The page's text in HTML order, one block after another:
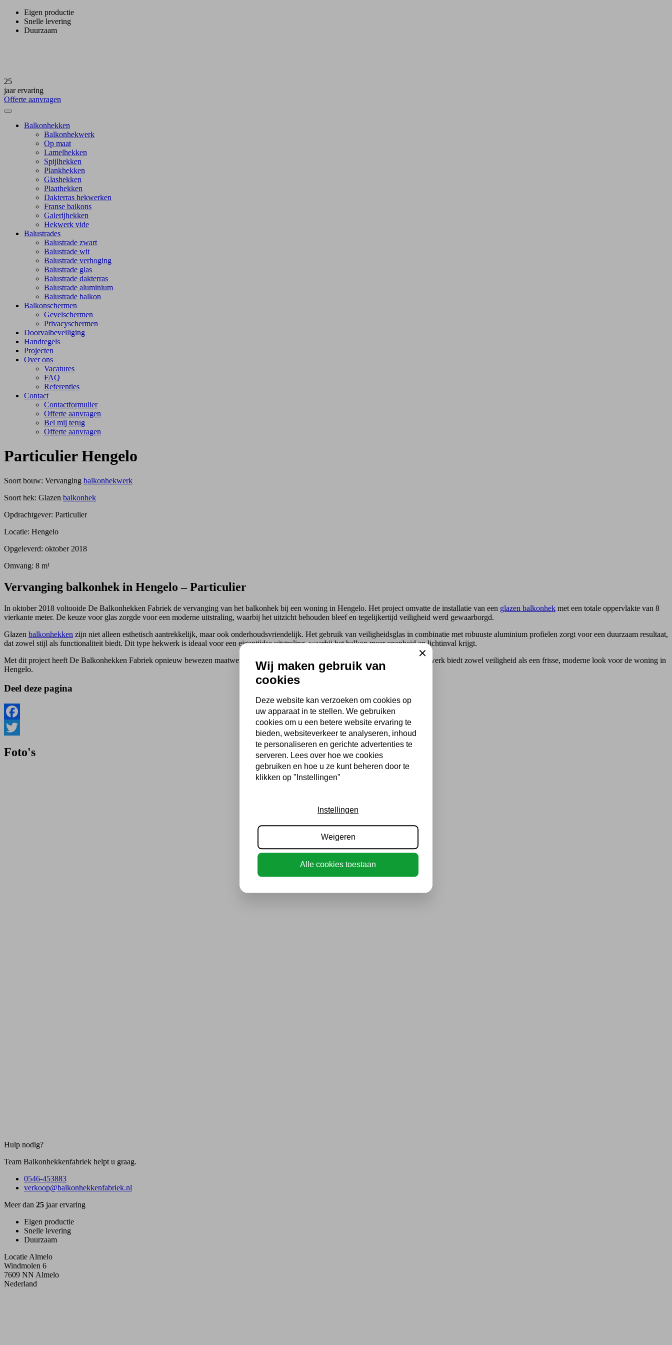
Eigen productie
Snelle levering
Duurzaam
25
jaar ervaring
Offerte aanvragen
Balkonhekken
Balkonhekwerk
Op maat
Lamelhekken
Spijlhekken
Plankhekken
Glashekken
Plaathekken
Dakterras hekwerken
Franse balkons
Galerijhekken
Hekwerk vide
Balustrades
Balustrade zwart
Balustrade wit
Balustrade verhoging
Balustrade glas
Balustrade dakterras
Balustrade aluminium
Balustrade balkon
Balkonschermen
Gevelschermen
Privacyschermen
Doorvalbeveiliging
Handregels
Projecten
Over ons
Vacatures
FAQ
Referenties
Contact
Contactformulier
Offerte aanvragen
Bel mij terug
Offerte aanvragen
Particulier Hengelo
Soort bouw: Vervanging balkonhekwerk
Soort hek: Glazen balkonhek
Opdrachtgever: Particulier
Locatie: Hengelo
Opgeleverd: oktober 2018
Omvang: 8 m¹
Vervanging balkonhek in Hengelo – Particulier
In oktober 2018 voltooide De Balkonhekken Fabriek de vervanging van het balkonhek bij een woning in Hengelo. Het project omvatte de installatie van een glazen balkonhek met een totale oppervlakte van 8
vierkante meter. De keuze voor glas zorgde voor een moderne uitstraling, waarbij het uitzicht behouden bleef en tegelijkertijd veiligheid werd gewaarborgd.
Glazen balkonhekken zijn niet alleen esthetisch aantrekkelijk, maar ook onderhoudsvriendelijk. Het gebruik van veiligheidsglas in combinatie met robuuste aluminium profielen zorgt voor een duurzaam resultaat,
dat zowel stijl als functionaliteit biedt. Dit type hekwerk is ideaal voor een eigentijdse uitstraling, waarbij het balkon meer openheid en lichtinval krijgt.
Met dit project heeft De Balkonhekken Fabriek opnieuw bewezen maatwerk te leveren, zelfs voor particuliere klanten. Het nieuwe hekwerk biedt zowel veiligheid als een frisse, moderne look voor de woning in
Hengelo.
Deel deze pagina
Facebook
Foto's
Hulp nodig?
Team Balkonhekkenfabriek helpt u graag.
0546-453883
verkoop@balkonhekkenfabriek.nl
Meer dan 25 jaar ervaring
Eigen productie
Snelle levering
Duurzaam
Locatie Almelo
Windmolen 6
7609 NN Almelo
Nederland
Wij maken gebruik van
cookies
Deze website kan verzoeken om cookies op
uw apparaat in te stellen. We gebruiken
cookies om u een betere website ervaring te
bieden, websiteverkeer te analyseren, inhoud
te personaliseren en gerichte advertenties te
serveren. Lees over hoe we cookies
gebruiken en hoe u ze kunt beheren door te
klikken op "Instellingen"
Close
Instellingen
Weigeren
Alle cookies toestaan